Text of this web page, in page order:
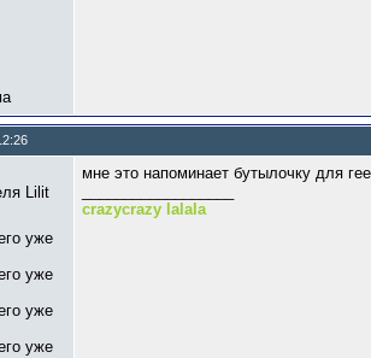
мне это напоминает бутылочку для
crazycrazy lalala